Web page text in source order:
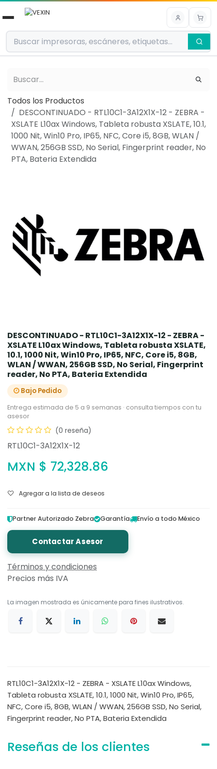
Ir al contenido
Todos los Productos
DESCONTINUADO - RTL10C1-3A12X1X-12 - ZEBRA -
XSLATE L10ax Windows, Tableta robusta XSLATE, 10.1,
1000 Nit, Win10 Pro, IP65, NFC, Core i5, 8GB, WLAN /
WWAN, 256GB SSD, No Serial, Fingerprint reader, No
PTA, Bateria Extendida
DESCONTINUADO - RTL10C1-3A12X1X-12 - ZEBRA -
XSLATE L10ax Windows, Tableta robusta XSLATE,
10.1, 1000 Nit, Win10 Pro, IP65, NFC, Core i5, 8GB,
WLAN / WWAN, 256GB SSD, No Serial, Fingerprint
reader, No PTA, Bateria Extendida
Bajo Pedido
Entrega estimada de 5 a 9 semanas · consulta tiempos con tu
asesor
(0 reseña)
RTL10C1-3A12X1X-12
MXN $ 72,328.86
Agregar a la lista de deseos
Partner Autorizado Zebra Garantía Envío a todo México
Contactar Asesor
Términos y condiciones
Precios más IVA
La imagen mostrada es únicamente para fines ilustrativos.
RTL10C1-3A12X1X-12 - ZEBRA - XSLATE L10ax Windows,
Tableta robusta XSLATE, 10.1, 1000 Nit, Win10 Pro, IP65,
NFC, Core i5, 8GB, WLAN / WWAN, 256GB SSD, No Serial,
Fingerprint reader, No PTA, Bateria Extendida
Reseñas de los clientes